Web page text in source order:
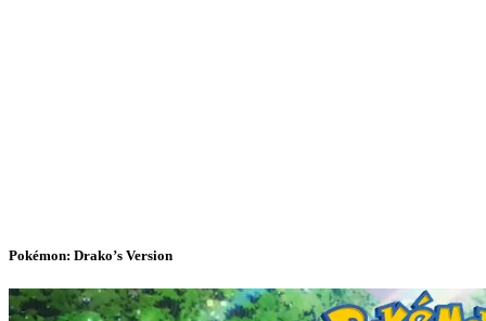
Pokémon: Drako’s Version